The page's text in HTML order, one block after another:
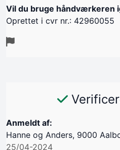
Vil du bruge håndværkeren
Oprettet i cvr nr.: 42960055
Anmeldt af:
Hanne og Anders, 9000
25/04-2024